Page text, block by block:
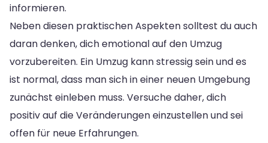
informieren.
Neben diesen praktischen Aspekten solltest du auch
daran denken, dich emotional auf den Umzug
vorzubereiten. Ein Umzug kann stressig sein und es
ist normal, dass man sich in einer neuen Umgebung
zunächst einleben muss. Versuche daher, dich
positiv auf die Veränderungen einzustellen und sei
offen für neue Erfahrungen.